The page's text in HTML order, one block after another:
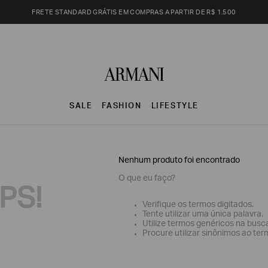
FRETE STANDARD GRÁTIS EM COMPRAS A PARTIR DE R$ 1.500
SALE FASHION LIFESTYLE
Nenhum produto foi encontrado
O que eu faço?
Verifique os termos digitados.
Tente utilizar uma única palavra.
Utilize termos genéricos na
Procure utilizar sinônimos ao